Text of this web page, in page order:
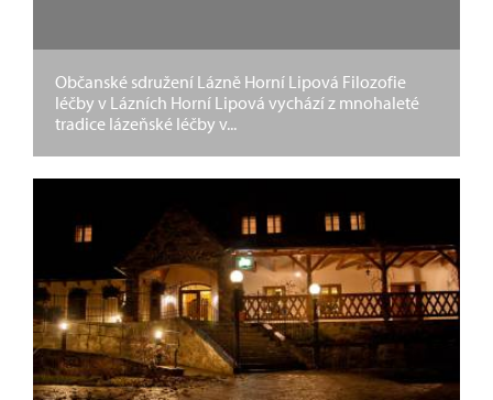
Občanské sdružení Lázně Horní Lipová Filozofie
léčby v Lázních Horní Lipová vychází z mnohaleté
tradice lázeňské léčby v...